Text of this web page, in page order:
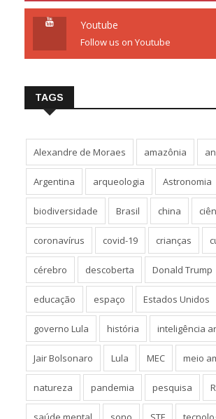
Youtube
Follow us on Youtube
TAGS
Alexandre de Moraes amazônia
Argentina arqueologia Astronomia
biodiversidade Brasil china
coronavírus covid-19 crianças
cérebro descoberta Donald Trump
educação espaço Estados Unidos
governo Lula história inteligência
Jair Bolsonaro Lula MEC meio
natureza pandemia pesquisa